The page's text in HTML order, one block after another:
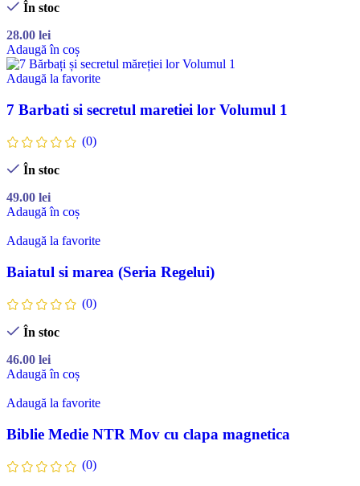
În stoc
28.00 lei
Adaugă în coș
Adaugă la favorite
7 Barbati si secretul maretiei lor Volumul 1
(0)
În stoc
49.00 lei
Adaugă în coș
Adaugă la favorite
Baiatul si marea (Seria Regelui)
(0)
În stoc
46.00 lei
Adaugă în coș
Adaugă la favorite
Biblie Medie NTR Mov cu clapa magnetica
(0)